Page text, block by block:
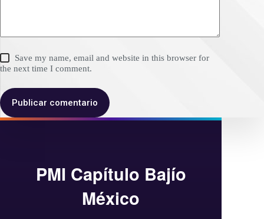
Save my name, email and website in this browser for
the next time I comment.
Publicar comentario
PMI Capítulo Bajío
México